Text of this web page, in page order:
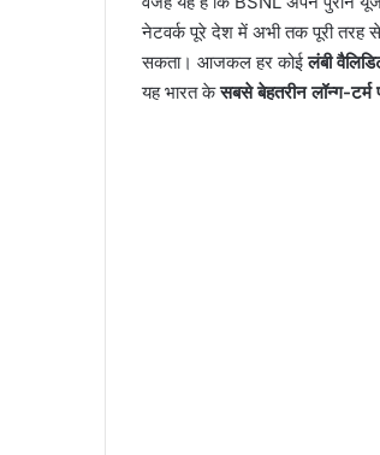
नेटवर्क पूरे देश में अभी तक पूरी तरह
सकता। आजकल हर कोईलंबी
यह भारत केसबसे बेहतरीन लॉन्ग-टर्म